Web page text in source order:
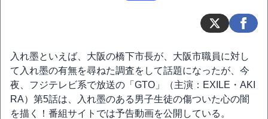
入れ墨といえば、大阪の橋下市長が、大阪市職員に対し
て入れ墨の有無を尋ねた調査をして話題になったが、今
夜、フジテレビ系で放送の「GTO」（主演：EXILE・AKI
RA）第5話は、入れ墨のある男子生徒の傷ついた心の闇
を描く！番組サイトでは予告動画を公開している。